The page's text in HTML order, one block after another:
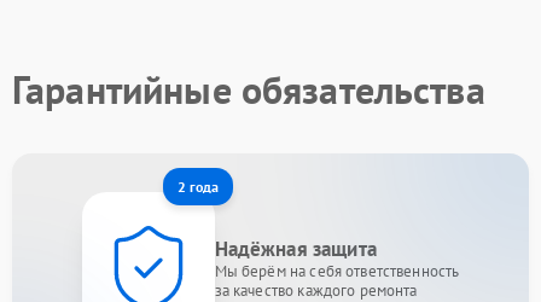
Гарантийные обязательства
2 года
Надёжная защита
Мы берём на себя ответственность
за качество каждого ремонта